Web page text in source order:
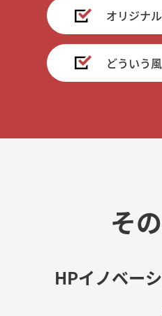
オリジナ
どういう
そ
HPイノベー